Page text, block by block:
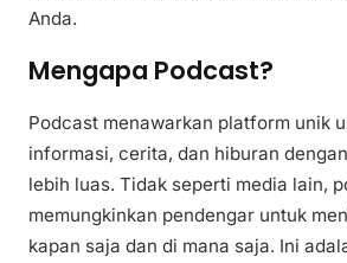
Anda.
Mengapa Podcast?
Podcast menawarkan platform unik
informasi, cerita, dan hiburan
lebih luas. Tidak seperti media lain,
memungkinkan pendengar untuk
kapan saja dan di mana saja. Ini